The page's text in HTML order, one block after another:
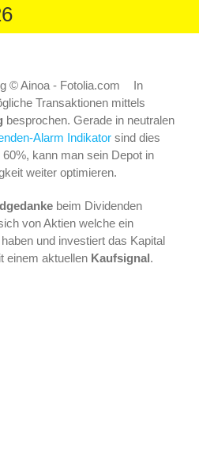
In
Transaktionen mittels
besprochen. Gerade in neutralen
Alarm Indikator sind dies
kann man sein Depot in
weiter optimieren.
beim Dividenden
von Aktien welche ein
und investiert das Kapital
einem aktuellen Kaufsignal.